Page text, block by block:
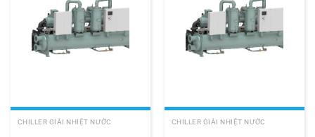
CHILLER GIẢI NHIỆT NƯỚC CHILLER GIẢI NHIỆT NƯỚC